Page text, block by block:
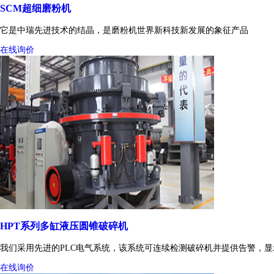
SCM超细磨粉机
它是中瑞先进技术的结晶，是磨粉机世界新科技新发展的象征产品
在线询价
HPT系列多缸液压圆锥破碎机
我们采用先进的PLC电气系统，该系统可连续检测破碎机并提供告警，
在线询价